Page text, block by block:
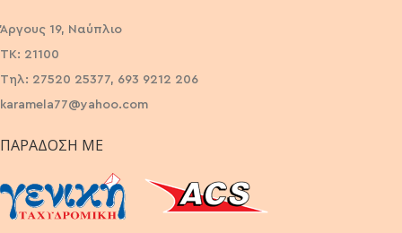
Άργους 19, Ναύπλιο
ΤΚ: 21100
Τηλ: 27520 25377, 693 9212 206
karamela77@yahoo.com
ΠΑΡΆΔΟΣΗ ΜΕ